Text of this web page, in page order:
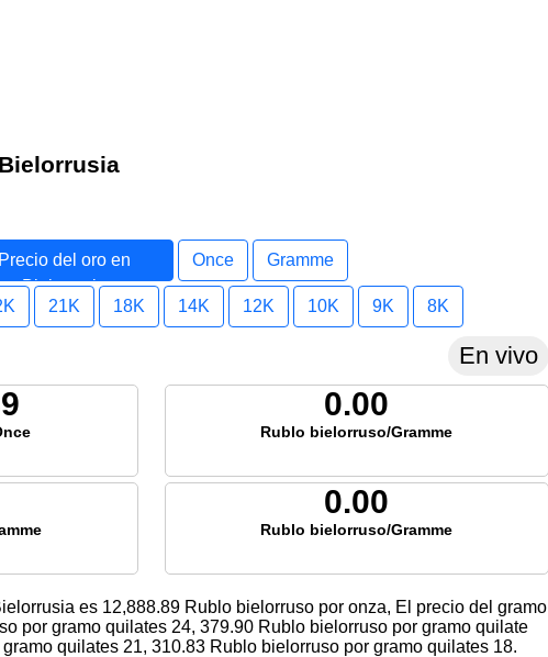
Precio del oro en
Bielorrusia
Once Gramme
21K 18K 14K 12K 10K 9K 8K
En vivo
0.00
Rublo bielorruso/Gramme
0.00
Rublo bielorruso/Gramme
es 12,888.89 Rublo bielorruso por onza, El precio del gramo
por gramo quilates 24, 379.90 Rublo bielorruso por gramo quilate
quilates 21, 310.83 Rublo bielorruso por gramo quilates 18.